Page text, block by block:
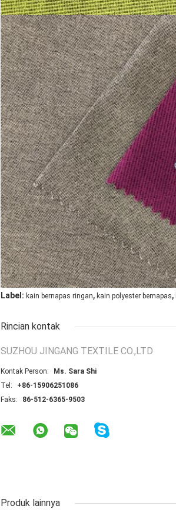
Label: kain bernapas ringan, kain polyester bernapas,
Rincian kontak
SUZHOU JINGANG TEXTILE CO.,LTD
Kontak Person:
Ms. Sara Shi
Tel:
+86-15906251086
Faks:
86-512-6365-9503
Produk lainnya